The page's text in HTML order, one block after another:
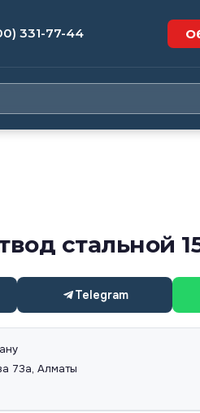
331-77-44
стальной
Telegram
73а, Алматы